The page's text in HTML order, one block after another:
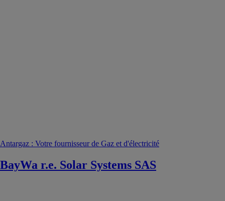
Antargaz : Votre fournisseur de Gaz et d'électricité
BayWa r.e. Solar Systems SAS